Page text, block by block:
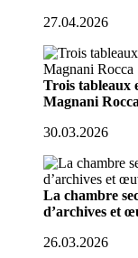
27.04.2026
Trois tableaux
Magnani Rocca
30.03.2026
La chambre
d’archives et
26.03.2026